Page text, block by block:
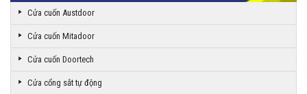
Cửa cuốn Austdoor
Cửa cuốn Mitadoor
Cửa cuốn Doortech
Cửa cổng sắt tự động